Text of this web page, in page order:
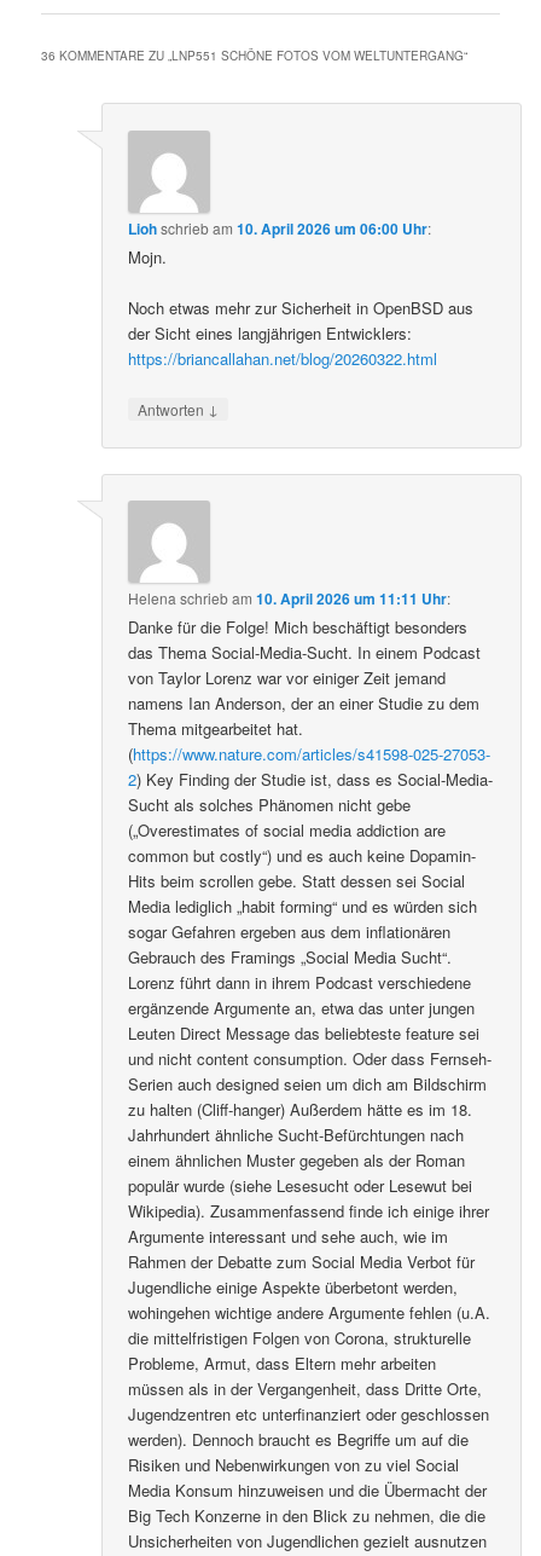
36 KOMMENTARE ZU „LNP551 SCHÖNE FOTOS VOM WELTUNTERGANG“
Liohschriebam10. April 2026 um 06:00 Uhr:
Mojn.
Noch etwas mehr zur Sicherheit in OpenBSD aus
der Sicht eines langjährigen Entwicklers:
https://briancallahan.net/blog/20260322.html
Antworten ↓
Helena schriebam10. April 2026 um 11:11 Uhr:
Danke für die Folge! Mich beschäftigt besonders
das Thema Social-Media-Sucht. In einem Podcast
von Taylor Lorenz war vor einiger Zeit jemand
namens Ian Anderson, der an einer Studie zu dem
Thema mitgearbeitet hat.
(https://www.nature.com/articles/s41598-025-27053-
2) Key Finding der Studie ist, dass es Social-Media-
Sucht als solches Phänomen nicht gebe
(„Overestimates of social media addiction are
common but costly“) und es auch keine Dopamin-
Hits beim scrollen gebe. Statt dessen sei Social
Media lediglich „habit forming“ und es würden sich
sogar Gefahren ergeben aus dem inflationären
Gebrauch des Framings „Social Media Sucht“.
Lorenz führt dann in ihrem Podcast verschiedene
ergänzende Argumente an, etwa das unter jungen
Leuten Direct Message das beliebteste feature sei
und nicht content consumption. Oder dass Fernseh-
Serien auch designed seien um dich am Bildschirm
zu halten (Cliff-hanger) Außerdem hätte es im 18.
Jahrhundert ähnliche Sucht-Befürchtungen nach
einem ähnlichen Muster gegeben als der Roman
populär wurde (siehe Lesesucht oder Lesewut bei
Wikipedia). Zusammenfassend finde ich einige ihrer
Argumente interessant und sehe auch, wie im
Rahmen der Debatte zum Social Media Verbot für
Jugendliche einige Aspekte überbetont werden,
wohingehen wichtige andere Argumente fehlen (u.A.
die mittelfristigen Folgen von Corona, strukturelle
Probleme, Armut, dass Eltern mehr arbeiten
müssen als in der Vergangenheit, dass Dritte Orte,
Jugendzentren etc unterfinanziert oder geschlossen
werden). Dennoch braucht es Begriffe um auf die
Risiken und Nebenwirkungen von zu viel Social
Media Konsum hinzuweisen und die Übermacht der
Big Tech Konzerne in den Blick zu nehmen, die die
Unsicherheiten von Jugendlichen gezielt ausnutzen